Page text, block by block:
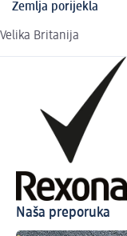
Zemlja porijekla
Velika Britanija
Naša preporuka